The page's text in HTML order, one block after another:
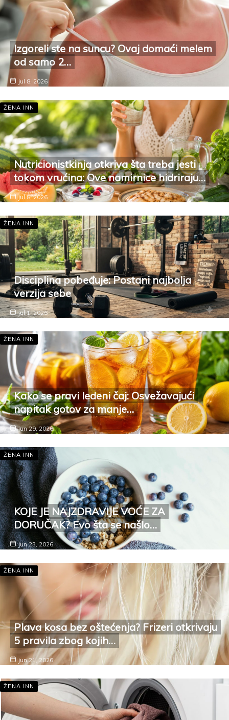
Izgoreli ste na suncu? Ovaj domaći melem
od samo 2…
jul 8, 2026
ŽENA INN
Nutricionistkinja otkriva šta treba jesti
tokom vrućina: Ove namirnice hidriraju…
jul 8, 2026
ŽENA INN
Disciplina pobeđuje: Postani najbolja
verzija sebe
jul 1, 2026
ŽENA INN
Kako se pravi ledeni čaj: Osvežavajući
napitak gotov za manje…
jun 29, 2026
ŽENA INN
KOJE JE NAJZDRAVIJE VOĆE ZA
DORUČAK? Evo šta se našlo…
jun 23, 2026
ŽENA INN
Plava kosa bez oštećenja? Frizeri otkrivaju
5 pravila zbog kojih…
jun 21, 2026
ŽENA INN